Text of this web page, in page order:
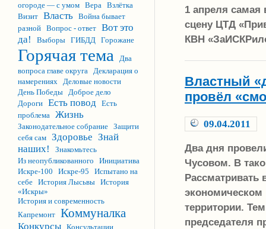
огороде — с умом Вера Взлётка
Визит Власть Война бывает
разной Вопрос - ответ Вот это
да!
Выборы ГИБДД Горожане
Горячая тема
Два
вопроса главе округа Декларация о
намерениях Деловые новости
День Победы Доброе дело
Дороги Есть повод Есть
проблема Жизнь
Законодательное собрание Защити
себя сам Здоровье Знай
наших!
Знакомьтесь
Из неопубликованного
Инициатива
Искре-100
Искре-95
Испытано на
себе История Лысьвы История
«Искры»
История и современность
Капремонт Коммуналка
Конкурсы Консультации
1 апреля
сцену ЦТД
КВН
Властный
провёл
09.04.2011
Два дня
Чусовом. В
Рассматривать
экономическом
территории.
председателя